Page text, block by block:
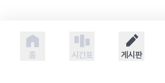
홈 시간표 게시판